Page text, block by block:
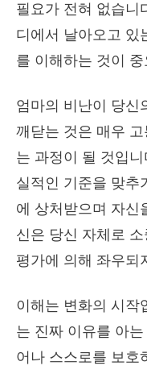
필요가 전혀 없습니
디에서 날아오고 있
를 이해하는 것이
엄마의 비난이 당신
깨닫는 것은 매우
는 과정이 될 것입
실적인 기준을 맞추
에 상처받으며 자신
신은 당신 자체로
평가에 의해 좌우되
이해는 변화의 시작
는 진짜 이유를 아
어나 스스로를 보호